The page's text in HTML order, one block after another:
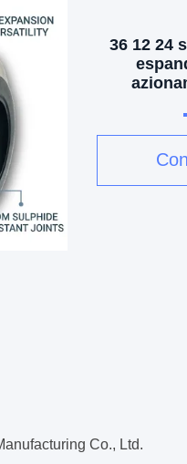
36 12 24
acciaio al
Co., Ltd.